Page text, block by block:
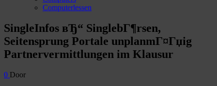
Computerlessen
SingleInfos вЂ“ SinglebГ¶rsen,
Seitensprung Portale unplanmГ¤Гџig
Partnervermittlungen im Klausur
0 Door